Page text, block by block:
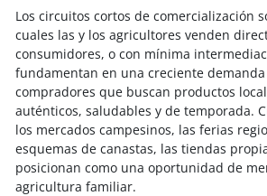
Los circuitos cortos de comercialización
cuales las y los agricultores venden
consumidores, o con mínima
fundamentan en una creciente
compradores que buscan productos
auténticos, saludables y de temporada.
los mercados campesinos, las ferias
esquemas de canastas, las tiendas
posicionan como una oportunidad de
agricultura familiar.